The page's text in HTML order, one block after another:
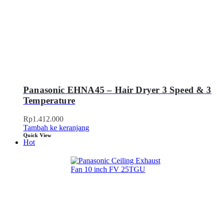
Panasonic EHNA45 – Hair Dryer 3 Speed & 3
Temperature
Rp1.412.000
Tambah ke keranjang
Quick View
Hot